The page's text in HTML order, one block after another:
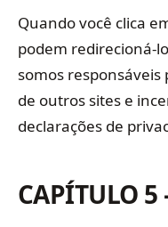
Quando você clica
podem redirecioná-
somos responsáveis
de outros sites e
declarações de
CAPÍTULO 5